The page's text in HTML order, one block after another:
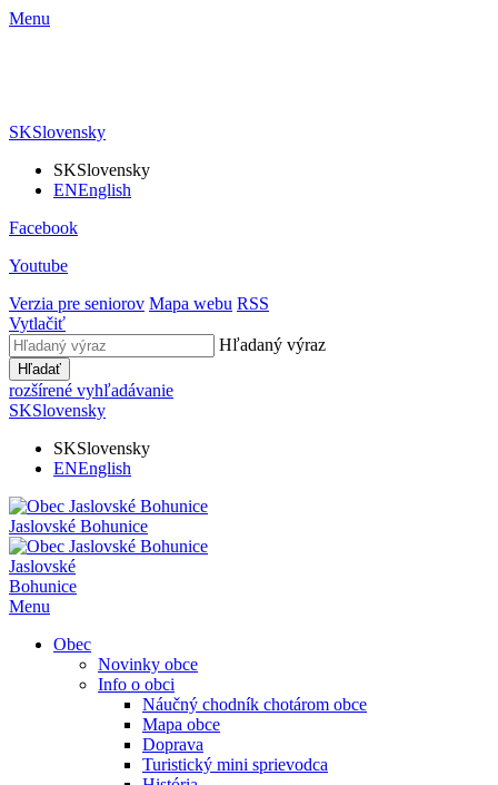
Menu
SKSlovensky
SKSlovensky
ENEnglish
Facebook
Youtube
Verzia pre seniorov Mapa webu RSS
Vytlačiť
Hľadaný výraz
Hľadať
rozšírené vyhľadávanie
SKSlovensky
SKSlovensky
ENEnglish
Jaslovské Bohunice
Jaslovské
Bohunice
Menu
Obec
Novinky obce
Info o obci
Náučný chodník chotárom obce
Mapa obce
Doprava
Turistický mini sprievodca